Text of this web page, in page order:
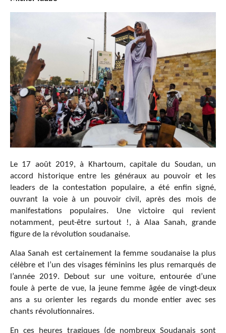
Le 17 août 2019, à Khartoum, capitale du Soudan, un
accord historique entre les généraux au pouvoir et les
leaders de la contestation populaire, a été enfin signé,
ouvrant la voie à un pouvoir civil, après des mois de
manifestations populaires. Une victoire qui revient
notamment, peut-être surtout !, à Alaa Sanah, grande
figure de la révolution soudanaise.
Alaa Sanah est certainement la femme soudanaise la plus
célèbre et l’un des visages féminins les plus remarqués de
l’année 2019. Debout sur une voiture, entourée d’une
foule à perte de vue, la jeune femme âgée de vingt-deux
ans a su orienter les regards du monde entier avec ses
chants révolutionnaires.
En ces heures tragiques (de nombreux Soudanais sont